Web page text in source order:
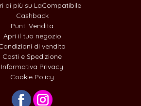
di più su LaCompatibile
Cashback
Punti Vendita
Apri il tuo negozio
di vendita
Costi e Spedizione
Informativa Privacy
Cookie Policy